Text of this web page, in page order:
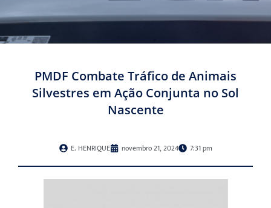
PMDF Combate Tráfico de Animais
Silvestres em Ação Conjunta no Sol
Nascente
E. HENRIQUE novembro 21, 2024 7:31 pm